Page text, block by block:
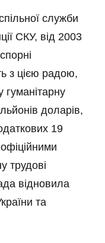
служби
СКУ, від 2003
з цією радою,
гуманітарну
доларів,
19
трудові
відновила
та